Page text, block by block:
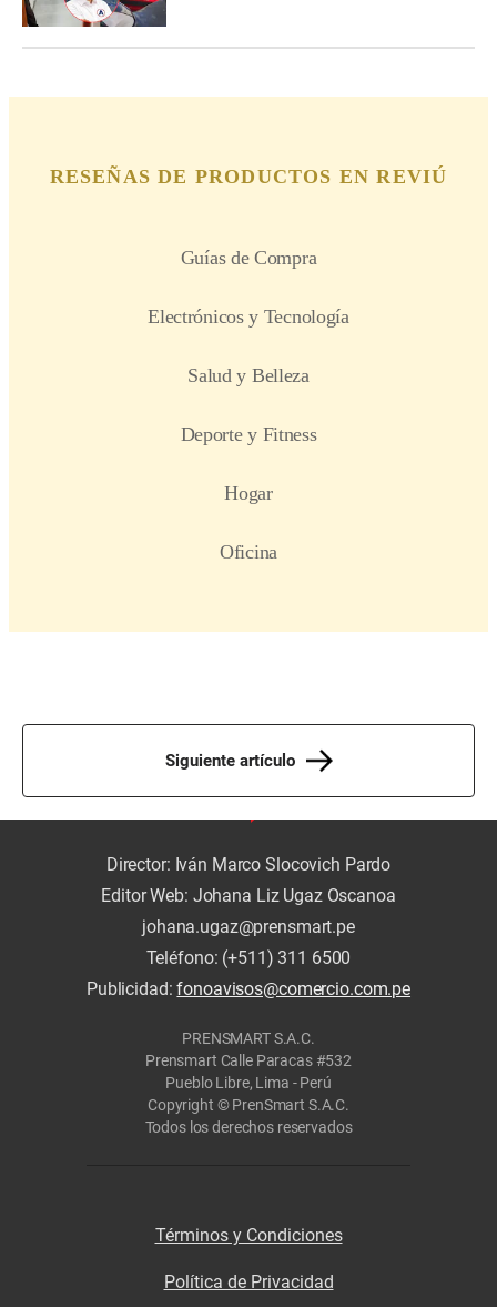
Siguiente artículo
Director: Iván Marco Slocovich Pardo
Editor Web: Johana Liz Ugaz Oscanoa
johana.ugaz@prensmart.pe
Teléfono: (+511) 311 6500
Publicidad:fonoavisos@comercio.com.pe
PRENSMART S.A.C.
Prensmart Calle Paracas #532
Pueblo Libre, Lima - Perú
Copyright © PrenSmart S.A.C.
Todos los derechos reservados
Términos y Condiciones
Política de Privacidad